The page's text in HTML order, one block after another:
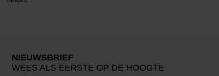
NIEUWSBRIEF
WEES ALS EERSTE OP DE HOOGTE